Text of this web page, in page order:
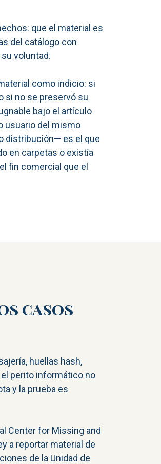
que el material es
del catálogo con
voluntad.
como indicio: si
si no se preservó su
bajo el artículo
usuario del mismo
distribución— es el que
en carpetas o existía
fin comercial que el
casos
huellas hash,
perito informático no
y la prueba es
Center for Missing and
a reportar material de
de la Unidad de